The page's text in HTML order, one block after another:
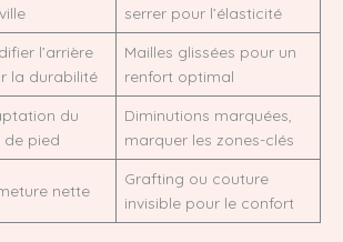
serrer pour l’élasticité
l’arrière
la durabilité
Mailles glissées pour un
renfort optimal
du
de pied
Diminutions marquées,
marquer les zones-clés
nette
Grafting ou couture
invisible pour le confort